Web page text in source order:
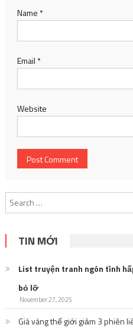
Name *
Email *
Website
TIN MỚI
List truyện tranh ngôn tình
bỏ lỡ
November 27, 2025
Giá vàng thế giới giảm 3 phiên